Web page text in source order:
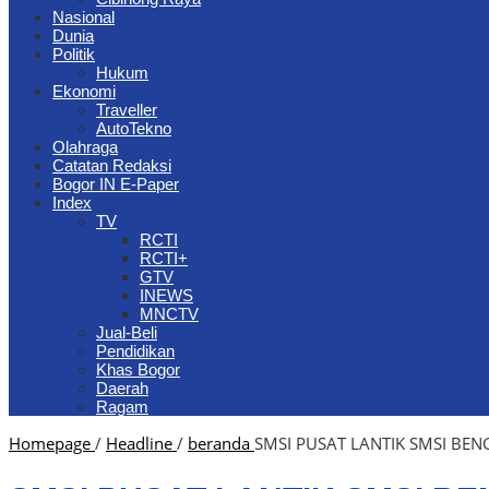
Nasional
Dunia
Politik
Hukum
Ekonomi
Traveller
AutoTekno
Olahraga
Catatan Redaksi
Bogor IN E-Paper
Index
TV
RCTI
RCTI+
GTV
INEWS
MNCTV
Jual-Beli
Pendidikan
Khas Bogor
Daerah
Ragam
Homepage / Headline / beranda SMSI PUSAT LANTIK SMSI